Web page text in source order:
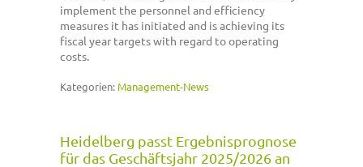
implement the personnel and efficiency
measures it has initiated and is achieving its
fiscal year targets with regard to operating
costs.
Kategorien: Management-News
Heidelberg passt Ergebnisprognose
für das Geschäftsjahr 2025/2026 an